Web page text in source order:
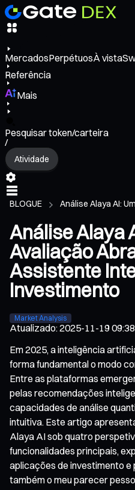
MercadosPerpétuosÀ vista
Referência
Mais
Pesquisar token/carteira
/
Atividade
BLOGUE Análise Alaya AI:
Análise Alaya
Avaliação
Assistente
Investimento
Market Analysis
Atualizado:2025-11-19 09:38
Em 2025, a inteligência
forma fundamental o modo
Entre as plataformas
pelas recomendações
capacidades de análise
intuitiva. Este artigo
Alaya AI sob quatro
funcionalidades principais,
aplicações de investimento
também o meu parecer